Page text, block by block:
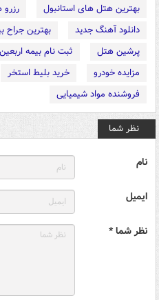
بهترین هتل های استانبول
دانلود آهنگ جدید
بهترین جراح
پرشین هتل
ثبت نام بیمه اربعین
مزایده خودرو
خرید بلیط استخر
فروشنده مواد شیمیایی
نظر شما
نام
ایمیل
نظر شما *